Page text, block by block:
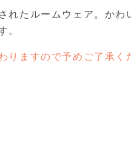
れたルームウェア。かわ
。
りますので予めご了承く